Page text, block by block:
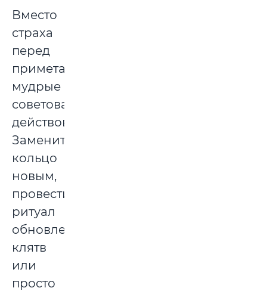
Вместо
страха
перед
приметами
мудрые
советовали
действовать.
Заменить
кольцо
новым,
провести
ритуал
обновления
клятв
или
просто